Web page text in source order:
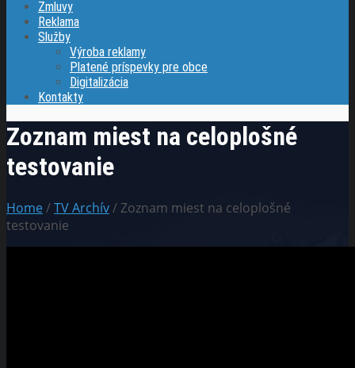
Zmluvy
Reklama
Služby
Výroba reklamy
Platené príspevky pre obce
Digitalizácia
Kontakty
Zoznam miest na celoplošné
testovanie
Home/TV Archív/ Zoznam miest na celoplošné
testovanie